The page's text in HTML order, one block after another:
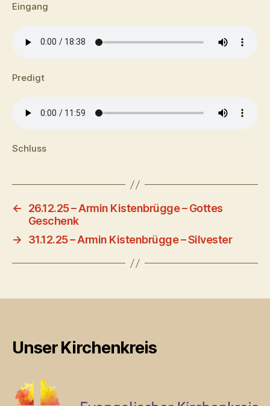
Eingang
Predigt
Schluss
←
26.12.25 – Armin Kistenbrügge – Gottes
Geschenk
→
31.12.25 – Armin Kistenbrügge – Silvester
Unser Kirchenkreis